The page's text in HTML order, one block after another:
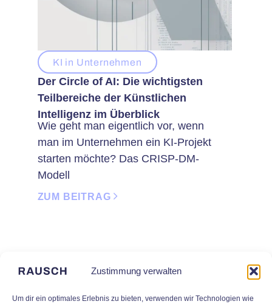
Zustimmung verwalten
Um dir ein optimales Erlebnis zu bieten, verwenden wir Technologien wie
KI in Unternehmen
Der Circle of AI: Die wichtigsten
Teilbereiche der Künstlichen
Intelligenz im Überblick
Wie geht man eigentlich vor, wenn
man im Unternehmen ein KI-Projekt
starten möchte? Das CRISP-DM-
Modell
ZUM BEITRAG